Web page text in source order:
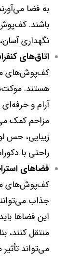
به فضا
نگهداری
اتاق‌های
کف‌پوش‌های
هستند.
آرام و
مزاحم کمک
زیبایی، حس
راحتی با
فضاهای
جذاب
این فضاها
منتقل کنند،
می‌تواند